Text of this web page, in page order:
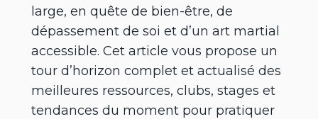
large, en quête de bien-être, de
dépassement de soi et d’un art martial
accessible. Cet article vous propose un
tour d’horizon complet et actualisé des
meilleures ressources, clubs, stages et
tendances du moment pour pratiquer